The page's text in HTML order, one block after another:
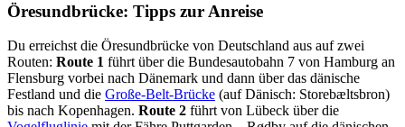
Öresundbrücke: Tipps zur Anreise
Du erreichst die Öresundbrücke von Deutschland aus auf zwei
Routen: Route 1 führt über die Bundesautobahn 7 von Hamburg an
Flensburg vorbei nach Dänemark und dann über das dänische
Festland und die Große-Belt-Brücke (auf Dänisch: Storebæltsbron)
bis nach Kopenhagen. Route 2 führt von Lübeck über die